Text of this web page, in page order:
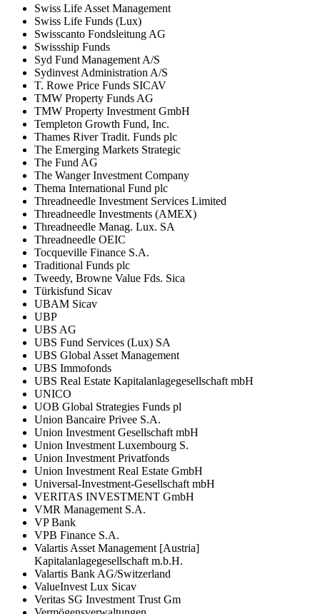
Swiss Life Asset Management
Swiss Life Funds (Lux)
Swisscanto Fondsleitung AG
Swissship Funds
Syd Fund Management A/S
Sydinvest Administration A/S
T. Rowe Price Funds SICAV
TMW Property Funds AG
TMW Property Investment GmbH
Templeton Growth Fund, Inc.
Thames River Tradit. Funds plc
The Emerging Markets Strategic
The Fund AG
The Wanger Investment Company
Thema International Fund plc
Threadneedle Investment Services Limited
Threadneedle Investments (AMEX)
Threadneedle Manag. Lux. SA
Threadneedle OEIC
Tocqueville Finance S.A.
Traditional Funds plc
Tweedy, Browne Value Fds. Sica
Türkisfund Sicav
UBAM Sicav
UBP
UBS AG
UBS Fund Services (Lux) SA
UBS Global Asset Management
UBS Immofonds
UBS Real Estate Kapitalanlagegesellschaft mbH
UNICO
UOB Global Strategies Funds pl
Union Bancaire Privee S.A.
Union Investment Gesellschaft mbH
Union Investment Luxembourg S.
Union Investment Privatfonds
Union Investment Real Estate GmbH
Universal-Investment-Gesellschaft mbH
VERITAS INVESTMENT GmbH
VMR Management S.A.
VP Bank
VPB Finance S.A.
Valartis Asset Management [Austria]
Kapitalanlagegesellschaft m.b.H.
Valartis Bank AG/Switzerland
ValueInvest Lux Sicav
Veritas SG Investment Trust Gm